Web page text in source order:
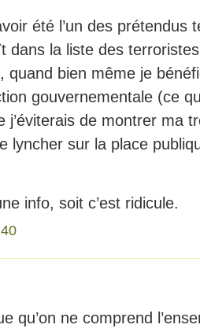
été l’un des prétendus
dans la liste des
quand bien même je
gouvernementale (ce
j’éviterais de montrer ma
lyncher sur la place
info, soit c’est ridicule.
qu’on ne comprend